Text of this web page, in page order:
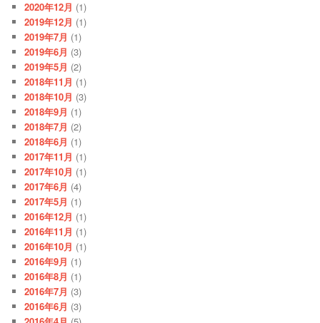
2020年12月 (1)
2019年12月 (1)
2019年7月 (1)
2019年6月 (3)
2019年5月 (2)
2018年11月 (1)
2018年10月 (3)
2018年9月 (1)
2018年7月 (2)
2018年6月 (1)
2017年11月 (1)
2017年10月 (1)
2017年6月 (4)
2017年5月 (1)
2016年12月 (1)
2016年11月 (1)
2016年10月 (1)
2016年9月 (1)
2016年8月 (1)
2016年7月 (3)
2016年6月 (3)